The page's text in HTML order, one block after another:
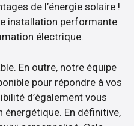
de l’énergie solaire !
installation performante
électrique.
En outre, notre équipe
pour répondre à vos
d’également vous
En définitive,